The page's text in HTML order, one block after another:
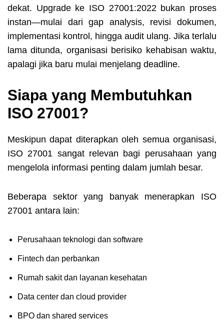
dekat. Upgrade ke ISO 27001:2022 bukan proses
instan—mulai dari gap analysis, revisi dokumen,
implementasi kontrol, hingga audit ulang. Jika terlalu
lama ditunda, organisasi berisiko kehabisan waktu,
apalagi jika baru mulai menjelang deadline.
Siapa yang Membutuhkan
ISO 27001?
Meskipun dapat diterapkan oleh semua organisasi,
ISO 27001 sangat relevan bagi perusahaan yang
mengelola informasi penting dalam jumlah besar.
Beberapa sektor yang banyak menerapkan ISO
27001 antara lain:
Perusahaan teknologi dan software
Fintech dan perbankan
Rumah sakit dan layanan kesehatan
Data center dan cloud provider
BPO dan shared services